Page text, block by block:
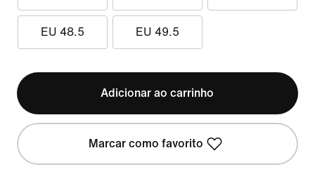
EU 48.5 EU 49.5
Adicionar ao carrinho
Marcar como favorito